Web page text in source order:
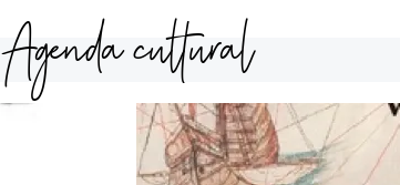
Agenda cultural